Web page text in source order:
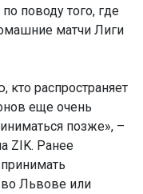
поводу того, где
матчи Лиги
распространяет
еще очень
позже», –
ZIK. Ранее
Львове или